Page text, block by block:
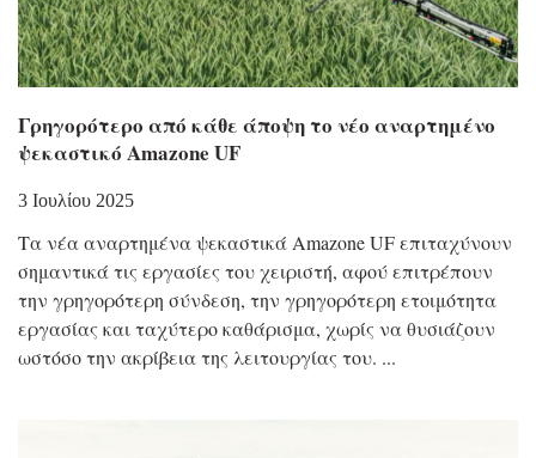
Γρηγορότερο από κάθε άποψη το νέο αναρτημένο
ψεκαστικό Amazone UF
3 Ιουλίου 2025
Τα νέα αναρτημένα ψεκαστικά Amazone UF επιταχύνουν
σημαντικά τις εργασίες του χειριστή, αφού επιτρέπουν
την γρηγορότερη σύνδεση, την γρηγορότερη ετοιμότητα
εργασίας και ταχύτερο καθάρισμα, χωρίς να θυσιάζουν
ωστόσο την ακρίβεια της λειτουργίας του.